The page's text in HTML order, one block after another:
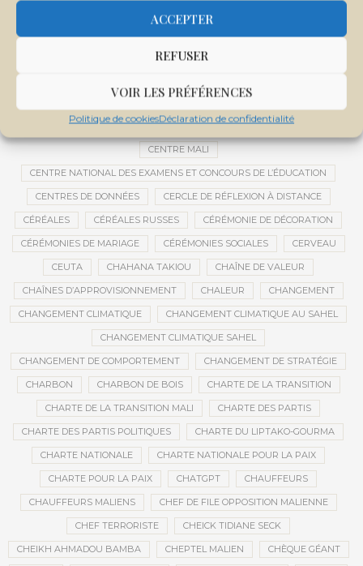
ACCEPTER
REFUSER
VOIR LES PRÉFÉRENCES
Politique de cookiesDéclaration de confidentialité
CENTRALE SOLAIRE DE SANANKOROBA
CENTRE INTERNATIONAL DE CONFÉRENCES DE BAMAKO
CENTRE MALI
CENTRE NATIONAL DES EXAMENS ET CONCOURS DE L’ÉDUCATION
CENTRES DE DONNÉES CERCLE DE RÉFLEXION À DISTANCE
CÉRÉALES CÉRÉALES RUSSES CÉRÉMONIE DE DÉCORATION
CÉRÉMONIES DE MARIAGE CÉRÉMONIES SOCIALES CERVEAU
CEUTA CHAHANA TAKIOU CHAÎNE DE VALEUR
CHAÎNES D’APPROVISIONNEMENT CHALEUR CHANGEMENT
CHANGEMENT CLIMATIQUE CHANGEMENT CLIMATIQUE AU SAHEL
CHANGEMENT CLIMATIQUE SAHEL
CHANGEMENT DE COMPORTEMENT CHANGEMENT DE STRATÉGIE
CHARBON CHARBON DE BOIS CHARTE DE LA TRANSITION
CHARTE DE LA TRANSITION MALI CHARTE DES PARTIS
CHARTE DES PARTIS POLITIQUES CHARTE DU LIPTAKO-GOURMA
CHARTE NATIONALE CHARTE NATIONALE POUR LA PAIX
CHARTE POUR LA PAIX CHATGPT CHAUFFEURS
CHAUFFEURS MALIENS CHEF DE FILE OPPOSITION MALIENNE
CHEF TERRORISTE CHEICK TIDIANE SECK
CHEIKH AHMADOU BAMBA CHEPTEL MALIEN CHÈQUE GÉANT